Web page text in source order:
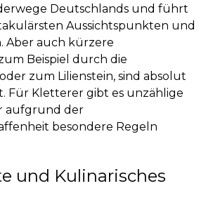
Deutschlands und führt
Aussichtspunkten und
Aber auch kürzere
Beispiel durch die
oder zum Lilienstein, sind absolut
Für Kletterer gibt es unzählige
aufgrund der
besondere Regeln
und Kulinarisches